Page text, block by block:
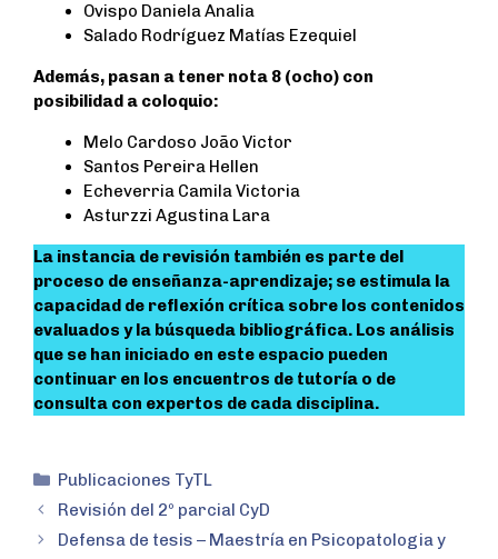
Ovispo Daniela Analia
Salado Rodríguez Matías Ezequiel
Además, pasan a tener nota 8 (ocho) con
posibilidad a coloquio:
Melo Cardoso João Victor
Santos Pereira Hellen
Echeverria Camila Victoria
Asturzzi Agustina Lara
La instancia de revisión también es parte del
proceso de enseñanza-aprendizaje; se estimula la
capacidad de reflexión crítica sobre los contenidos
evaluados y la búsqueda bibliográfica. Los análisis
que se han iniciado en este espacio pueden
continuar en los encuentros de tutoría o de
consulta con expertos de cada disciplina.
Publicaciones TyTL
Revisión del 2º parcial CyD
Defensa de tesis – Maestría en Psicopatologia y